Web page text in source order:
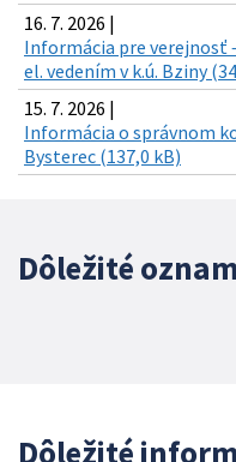
16. 7. 2026 |
Informácia pre verejnosť
el. vedením v k.ú. Bziny
15. 7. 2026 |
Informácia o správnom
Bysterec (137,0 kB)
Dôležité
Dôležité